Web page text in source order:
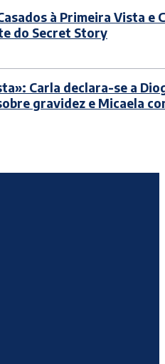
à Primeira Vista e
do Secret Story
Carla declara-se a
gravidez e Micaela